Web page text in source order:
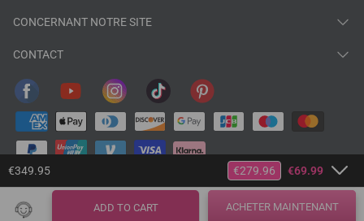
ADD TO CART ACHETER MAINTENANT
€349.95 €279.96 €69.99
CONCERNANT NOTRE SITE
CONTACT
© 2026baisihairfr.